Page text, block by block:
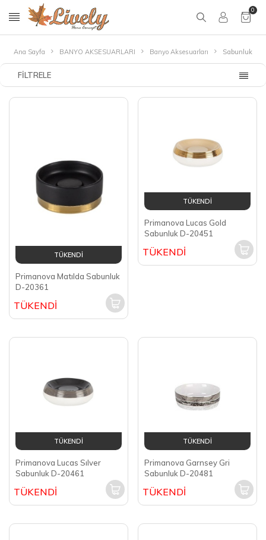
0
Ana Sayfa BANYO AKSESUARLARI Banyo Aksesuarları Sabunluk
FILTRELE
TÜKENDİ
Primanova Matılda Sabunluk
D-20361
TÜKENDİ
TÜKENDİ
Primanova Lucas Gold
Sabunluk D-20451
TÜKENDİ
TÜKENDİ
Primanova Lucas Sılver
Sabunluk D-20461
TÜKENDİ
TÜKENDİ
Primanova Garnsey Gri
Sabunluk D-20481
TÜKENDİ